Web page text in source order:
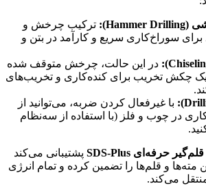
(Hammer Drilling):
ترکیب چرخش و
سوراخ‌کاری سریع و کارآمد در بتن و
در این حالت، چرخش متوقف شده
یک چکش تخریب برای کنده‌کاری و تخریب‌های
با غیرفعال کردن ضربه، می‌توانید از
در چوب و فلز (با استفاده از سه‌نظام
حرفه‌ای
پشتیبانی می‌کند
و قلم‌ها را تضمین کرده و تمام انرژی
می‌کند.